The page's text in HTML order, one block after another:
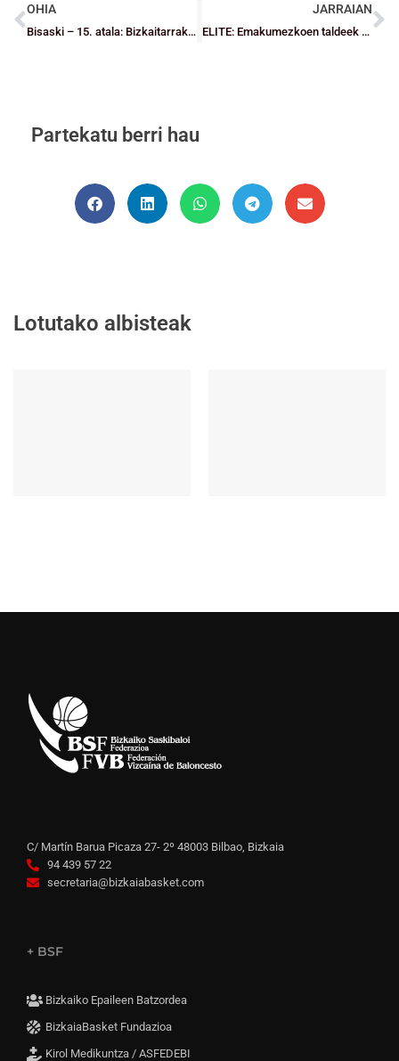
OHIA
Bisaski – 15. atala: Bizkaitarrak atzerrian: Jagoba Pérez eta Iñigo Núñez
JARRAIAN
ELITE: Emakumezkoen taldeek garaipen guztiak lortu zituzten
Partekatu berri hau
Lotutako albisteak
C/ Martín Barua Picaza 27- 2º 48003 Bilbao, Bizkaia
94 439 57 22
secretaria@bizkaiabasket.com
+ BSF
Bizkaiko Epaileen Batzordea
BizkaiaBasket Fundazioa
Kirol Medikuntza / ASFEDEBI